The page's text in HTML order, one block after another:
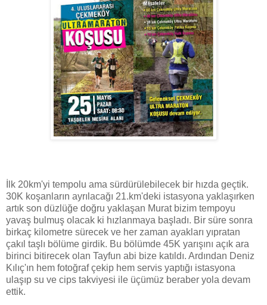
İlk 20km'yi tempolu ama sürdürülebilecek bir hızda geçtik.
30K koşanların ayrılacağı 21.km'deki istasyona yaklaşırken
artık son düzlüğe doğru yaklaşan Murat bizim tempoyu
yavaş bulmuş olacak ki hızlanmaya başladı. Bir süre sonra
birkaç kilometre sürecek ve her zaman ayakları yıpratan
çakıl taşlı bölüme girdik. Bu bölümde 45K yarışını açık ara
birinci bitirecek olan Tayfun abi bize katıldı. Ardından Deniz
Kılıç'ın hem fotoğraf çekip hem servis yaptığı istasyona
ulaşıp su ve cips takviyesi ile üçümüz beraber yola devam
ettik.